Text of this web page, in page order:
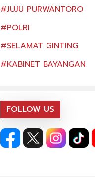
#JUJU PURWANTORO
#POLRI
#SELAMAT GINTING
#KABINET BAYANGAN
FOLLOW US